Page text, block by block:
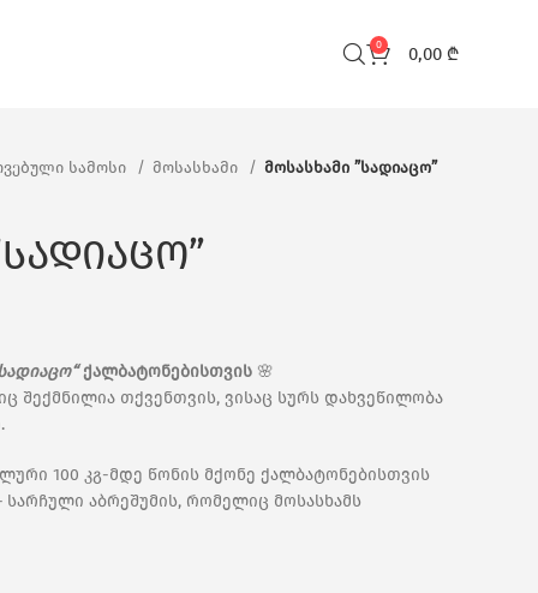
0 0,00 ₾
სამოსი მოსასხამი მოსასხამი ”სადიაცო”
ქალბატონებისთვის 🌸
შექმნილია თქვენთვის, ვისაც სურს დახვეწილობა
100 კგ-მდე წონის მქონე ქალბატონებისთვის
სარჩული აბრეშუმის, რომელიც მოსასხამს